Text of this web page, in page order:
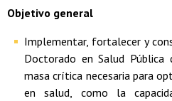
Objetivo general
Implementar, fortalecer y
Doctorado en Salud
masa crítica necesaria para
en salud, como la